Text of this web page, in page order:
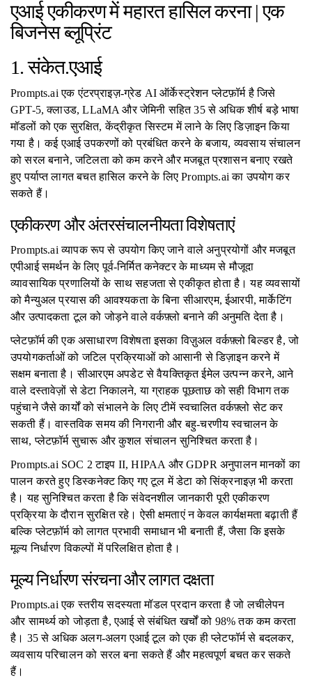
एआई एकीकरण में महारत हासिल करना | एक
बिजनेस ब्लूप्रिंट
1. संकेत.एआई
Prompts.ai एक एंटरप्राइज़-ग्रेड AI ऑर्केस्ट्रेशन प्लेटफ़ॉर्म है जिसे
GPT-5, क्लाउड, LLaMA और जेमिनी सहित 35 से अधिक शीर्ष बड़े भाषा
मॉडलों को एक सुरक्षित, केंद्रीकृत सिस्टम में लाने के लिए डिज़ाइन किया
गया है। कई एआई उपकरणों को प्रबंधित करने के बजाय, व्यवसाय संचालन
को सरल बनाने, जटिलता को कम करने और मजबूत प्रशासन बनाए रखते
हुए पर्याप्त लागत बचत हासिल करने के लिए Prompts.ai का उपयोग कर
सकते हैं।
एकीकरण और अंतरसंचालनीयता विशेषताएं
Prompts.ai व्यापक रूप से उपयोग किए जाने वाले अनुप्रयोगों और मजबूत
एपीआई समर्थन के लिए पूर्व-निर्मित कनेक्टर के माध्यम से मौजूदा
व्यावसायिक प्रणालियों के साथ सहजता से एकीकृत होता है। यह व्यवसायों
को मैन्युअल प्रयास की आवश्यकता के बिना सीआरएम, ईआरपी, मार्केटिंग
और उत्पादकता टूल को जोड़ने वाले वर्कफ़्लो बनाने की अनुमति देता है।
प्लेटफ़ॉर्म की एक असाधारण विशेषता इसका विज़ुअल वर्कफ़्लो बिल्डर है, जो
उपयोगकर्ताओं को जटिल प्रक्रियाओं को आसानी से डिज़ाइन करने में
सक्षम बनाता है। सीआरएम अपडेट से वैयक्तिकृत ईमेल उत्पन्न करने, आने
वाले दस्तावेज़ों से डेटा निकालने, या ग्राहक पूछताछ को सही विभाग तक
पहुंचाने जैसे कार्यों को संभालने के लिए टीमें स्वचालित वर्कफ़्लो सेट कर
सकती हैं। वास्तविक समय की निगरानी और बहु-चरणीय स्वचालन के
साथ, प्लेटफ़ॉर्म सुचारू और कुशल संचालन सुनिश्चित करता है।
Prompts.ai SOC 2 टाइप II, HIPAA और GDPR अनुपालन मानकों का
पालन करते हुए डिस्कनेक्ट किए गए टूल में डेटा को सिंक्रनाइज़ भी करता
है। यह सुनिश्चित करता है कि संवेदनशील जानकारी पूरी एकीकरण
प्रक्रिया के दौरान सुरक्षित रहे। ऐसी क्षमताएं न केवल कार्यक्षमता बढ़ाती हैं
बल्कि प्लेटफ़ॉर्म को लागत प्रभावी समाधान भी बनाती हैं, जैसा कि इसके
मूल्य निर्धारण विकल्पों में परिलक्षित होता है।
मूल्य निर्धारण संरचना और लागत दक्षता
Prompts.ai एक स्तरीय सदस्यता मॉडल प्रदान करता है जो लचीलेपन
और सामर्थ्य को जोड़ता है, एआई से संबंधित खर्चों को 98% तक कम करता
है। 35 से अधिक अलग-अलग एआई टूल को एक ही प्लेटफॉर्म से बदलकर,
व्यवसाय परिचालन को सरल बना सकते हैं और महत्वपूर्ण बचत कर सकते
हैं।